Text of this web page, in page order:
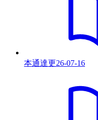
本通達更26-07-16